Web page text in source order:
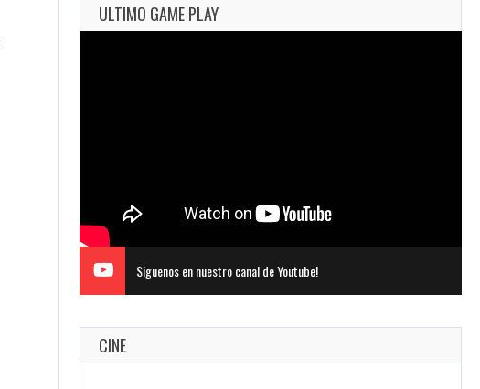
ULTIMO GAME PLAY
Siguenos en nuestro canal de Youtube!
CINE